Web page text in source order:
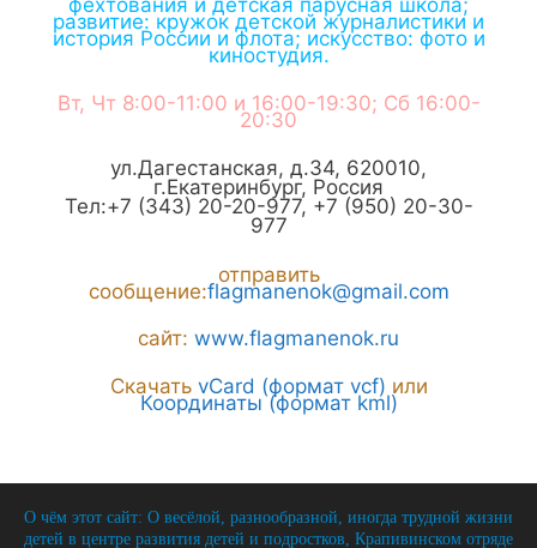
фехтования и детская парусная школа;
развитие: кружок детской журналистики и
история России и флота; искусство: фото и
киностудия.
Вт, Чт 8:00-11:00 и 16:00-19:30; Сб 16:00-
20:30
ул.Дагестанская, д.34, 620010,
г.Екатеринбург, Россия
Тел:+7 (343) 20-20-977, +7 (950) 20-30-
977
отправить
сообщение:flagmanenok@gmail.com
сайт: www.flagmanenok.ru
Скачать vCard (формат vcf) или
Координаты (формат kml)
О чём этот сайт: О весёлой, разнообразной, иногда трудной жизни
детей в центре развития детей и подростков, Крапивинском отряде